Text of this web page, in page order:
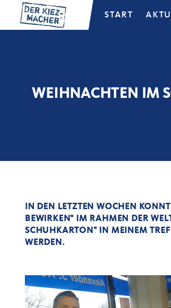
START
WEIHNACHTEN IM
IN DEN LETZTEN WOCHEN
BEWIRKEN" IM RAHMEN DER
CHUHKARTON" IN MEINEM
ERDEN.